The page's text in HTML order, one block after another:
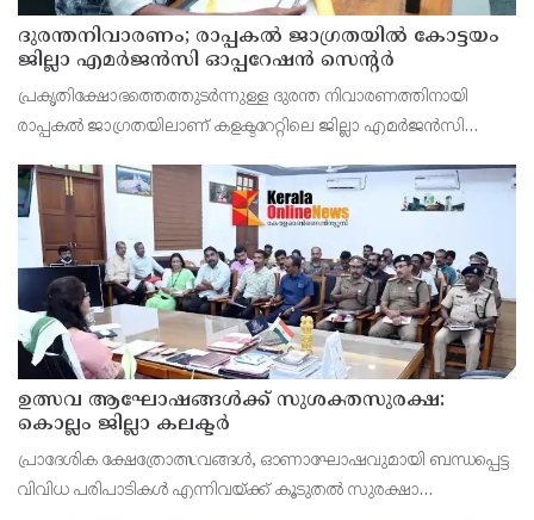
ദുരന്തനിവാരണം; രാപ്പകൽ ജാഗ്രതയിൽ കോട്ടയം
ജില്ലാ എമർജൻസി ഓപ്പറേഷൻ സെന്റർ
പ്രകൃതിക്ഷോഭത്തെത്തുടർന്നുള്ള ദുരന്ത നിവാരണത്തിനായി
രാപ്പകൽ ജാഗ്രതയിലാണ് കളക്ടറേറ്റിലെ ജില്ലാ എമർജൻസി
കേന്ദ്രങ്ങളിലെയും സ്ഥിതിഗതികൾ വിലയിരുത്തുകളും വിവിധ വ
ഉത്സവ ആഘോഷങ്ങൾക്ക് സുശക്തസുരക്ഷ:
കൊല്ലം ജില്ലാ കലക്ടർ
പ്രാദേശിക ക്ഷേത്രോത്സവങ്ങൾ, ഓണാഘോഷവുമായി ബന്ധപ്പെട്ട
വിവിധ പരിപാടികൾ എന്നിവയ്ക്ക് കൂടുതൽ സുരക്ഷാ